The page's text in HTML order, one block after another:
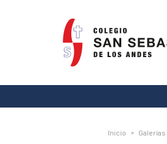
Colegio
San
Sebastián
de
Los
AndesInicio » Galerías